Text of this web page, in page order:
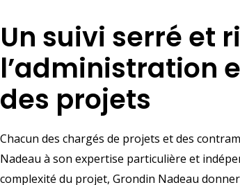
Un suivi serré et
l’administration
des projets
Chacun des chargés de projets et des
Nadeau à son expertise particulière et
complexité du projet, Grondin Nadeau